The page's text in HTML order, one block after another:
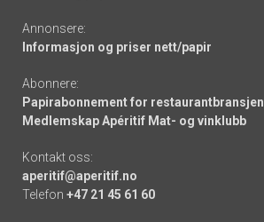
Annonsere:
Informasjon og priser nett/papir
Abonnere:
Papirabonnement for restaurantbransjen
Medlemskap Apéritif Mat- og vinklubb
Kontakt oss:
aperitif@aperitif.no
Telefon +47 21 45 61 60